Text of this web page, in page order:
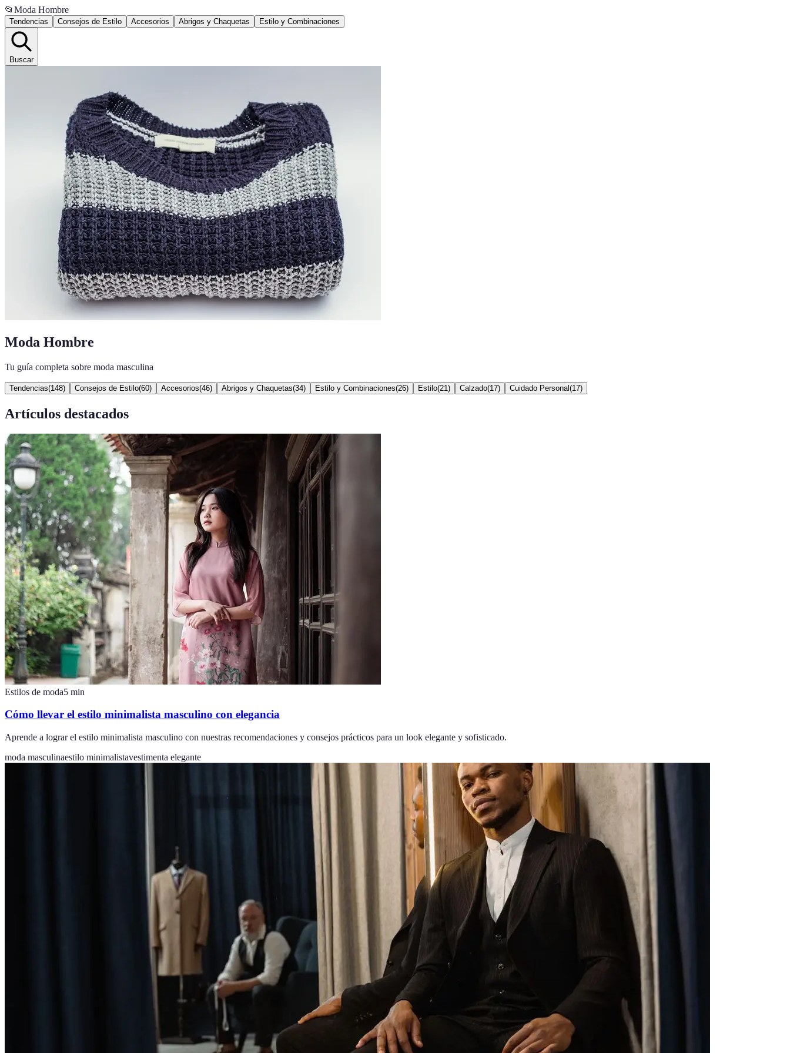
📂 Moda Hombre
Tendencias Consejos de Estilo Accesorios Abrigos y Chaquetas Estilo y Combinaciones
Buscar
Moda Hombre
Tu guía completa sobre moda masculina
Tendencias(148) Consejos de Estilo(60) Accesorios(46) Abrigos y Chaquetas(34) Estilo y Combinaciones(26) Estilo(21 ) Calzado(17) Cuidado Personal (17)
Artículos destacados
Estilos de moda5 min
Cómo llevar el estilo minimalista masculino con elegancia
Aprende a lograr el estilo minimalista masculino con nuestras recomendaciones y consejos prácticos para un look elegante y sofisticado.
moda masculinaestilo minimalistavestimenta elegante